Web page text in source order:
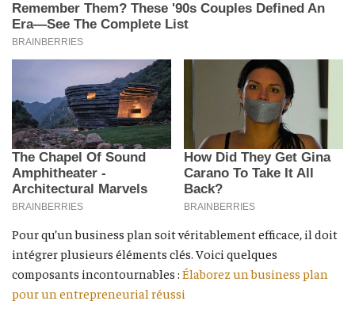
Pour qu’un business plan soit véritablement efficace, il doit
intégrer plusieurs éléments clés. Voici quelques
composants incontournables : Élaborez un business plan
pour un entrepreneurial réussi